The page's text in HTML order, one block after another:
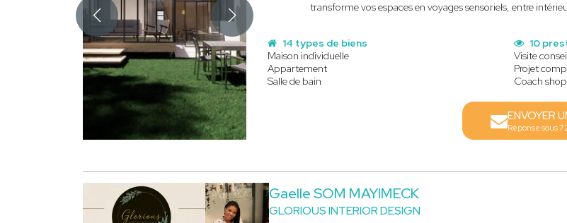
transforme vos espaces en voyages sensoriels, entre
14 types de biens
Maison individuelle
Appartement
Salle de bain
10
Visite
Projet
Coach
ENVOYER
Réponse sous
Gaelle SOM MAYIMECK
GLORIOUS INTERIOR DESIGN